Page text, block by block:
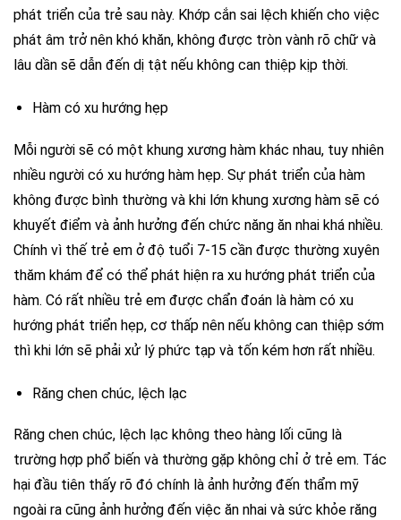
phát triển của trẻ sau này. Khớp cắn sai lệch khiến cho việc
phát âm trở nên khó khăn, không được tròn vành rõ chữ và
lâu dần sẽ dẫn đến dị tật nếu không can thiệp kịp thời.
Hàm có xu hướng hẹp
Mỗi người sẽ có một khung xương hàm khác nhau, tuy nhiên
nhiều người có xu hướng hàm hẹp. Sự phát triển của hàm
không được bình thường và khi lớn khung xương hàm sẽ có
khuyết điểm và ảnh hưởng đến chức năng ăn nhai khá nhiều.
Chính vì thế trẻ em ở độ tuổi 7-15 cần được thường xuyên
thăm khám để có thể phát hiện ra xu hướng phát triển của
hàm. Có rất nhiều trẻ em được chẩn đoán là hàm có xu
hướng phát triển hẹp, cơ thấp nên nếu không can thiệp sớm
thì khi lớn sẽ phải xử lý phức tạp và tốn kém hơn rất nhiều.
Răng chen chúc, lệch lạc
Răng chen chúc, lệch lạc không theo hàng lối cũng là
trường hợp phổ biến và thường gặp không chỉ ở trẻ em. Tác
hại đầu tiên thấy rõ đó chính là ảnh hưởng đến thẩm mỹ
ngoài ra cũng ảnh hưởng đến việc ăn nhai và sức khỏe răng